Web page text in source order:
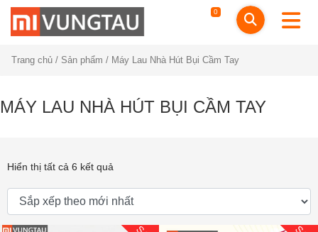
0
Trang chủ / Sản phẩm / Máy Lau Nhà Hút Bụi Cầm Tay
MÁY LAU NHÀ HÚT BỤI CẦM TAY
Hiển thị tất cả 6 kết quả